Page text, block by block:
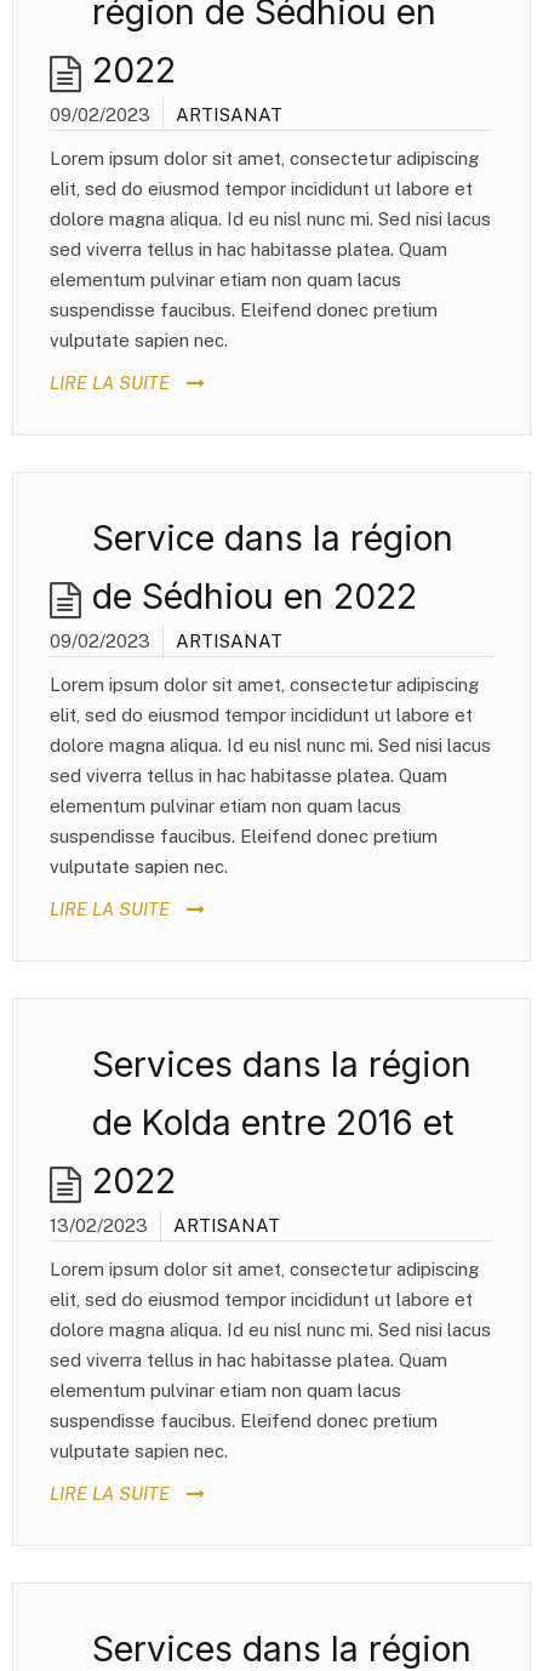
région de Sédhiou en
2022
09/02/2023 ARTISANAT
Lorem ipsum dolor sit amet, consectetur adipiscing
elit, sed do eiusmod tempor incididunt ut labore et
dolore magna aliqua. Id eu nisl nunc mi. Sed nisi lacus
sed viverra tellus in hac habitasse platea. Quam
elementum pulvinar etiam non quam lacus
suspendisse faucibus. Eleifend donec pretium
vulputate sapien nec.
LIRE LA SUITE
Service dans la région
de Sédhiou en 2022
09/02/2023 ARTISANAT
Lorem ipsum dolor sit amet, consectetur adipiscing
elit, sed do eiusmod tempor incididunt ut labore et
dolore magna aliqua. Id eu nisl nunc mi. Sed nisi lacus
sed viverra tellus in hac habitasse platea. Quam
elementum pulvinar etiam non quam lacus
suspendisse faucibus. Eleifend donec pretium
vulputate sapien nec.
LIRE LA SUITE
Services dans la région
de Kolda entre 2016 et
2022
13/02/2023 ARTISANAT
Lorem ipsum dolor sit amet, consectetur adipiscing
elit, sed do eiusmod tempor incididunt ut labore et
dolore magna aliqua. Id eu nisl nunc mi. Sed nisi lacus
sed viverra tellus in hac habitasse platea. Quam
elementum pulvinar etiam non quam lacus
suspendisse faucibus. Eleifend donec pretium
vulputate sapien nec.
LIRE LA SUITE
Services dans la région